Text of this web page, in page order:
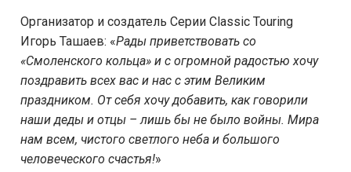
Организатор и создатель Серии Classic Touring
Игорь Ташаев: «Рады приветствовать со
«Смоленского кольца» и с огромной радостью хочу
поздравить всех вас и нас с этим Великим
праздником. От себя хочу добавить, как говорили
наши деды и отцы – лишь бы не было войны. Мира
нам всем, чистого светлого неба и большого
человеческого счастья!»